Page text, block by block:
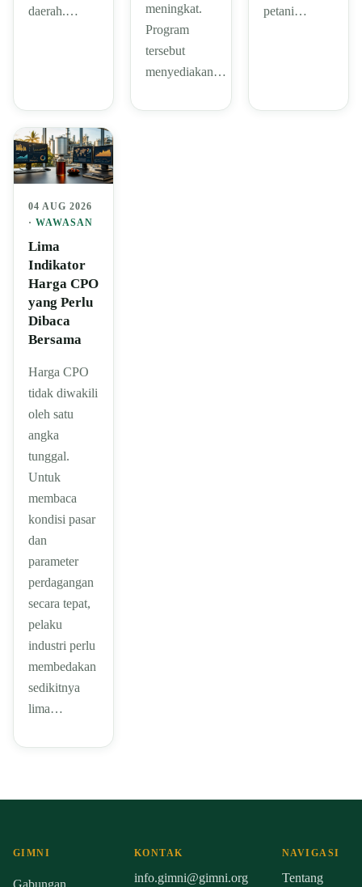
daerah.…
meningkat.
Program
tersebut
menyediakan…
petani…
04 AUG 2026
· WAWASAN
Lima
Indikator
Harga CPO
yang Perlu
Dibaca
Bersama
Harga CPO
tidak diwakili
oleh satu
angka
tunggal.
Untuk
membaca
kondisi pasar
dan
parameter
perdagangan
secara tepat,
pelaku
industri perlu
membedakan
sedikitnya
lima…
GIMNI
Gabungan
KONTAK
info.gimni@gimni.org
NAVIGASI
Tentang